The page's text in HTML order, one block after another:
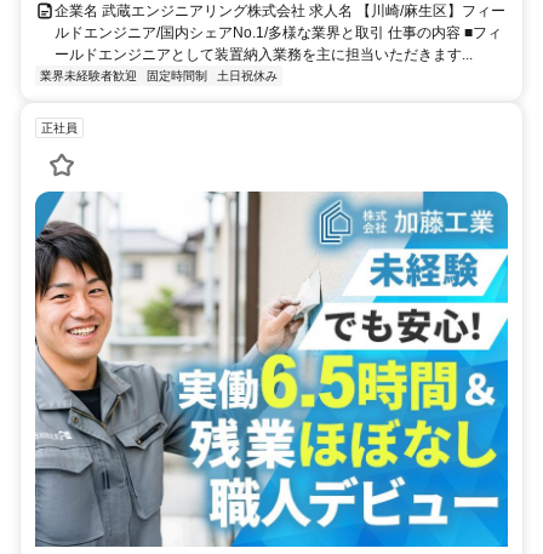
企業名 武蔵エンジニアリング株式会社 求人名 【川崎/麻生区】フィー
ルドエンジニア/国内シェアNo.1/多様な業界と取引 仕事の内容 ■フィ
ールドエンジニアとして装置納入業務を主に担当いただきます...
業界未経験者歓迎 固定時間制 土日祝休み
正社員